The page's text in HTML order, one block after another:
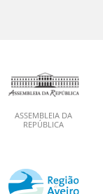
ASSEMBLEIA DA
REPÚBLICA